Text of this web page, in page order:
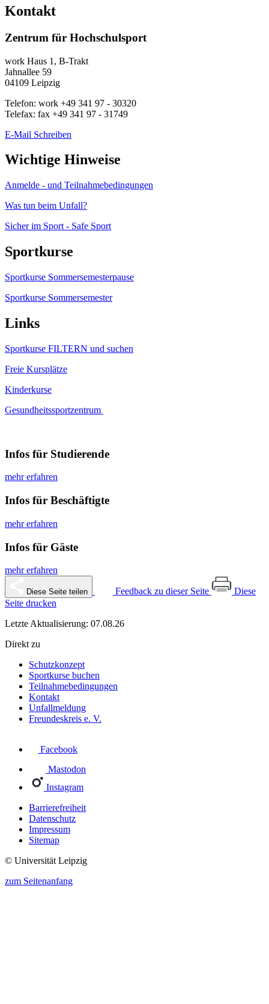
Kontakt
Zentrum für Hochschulsport
work Haus 1, B-Trakt
Jahnallee 59
04109 Leipzig
Telefon: work +49 341 97 - 30320
Telefax: fax +49 341 97 - 31749
E-Mail Schreiben
Wichtige Hinweise
Anmelde - und Teilnahmebedingungen
Was tun beim Unfall?
Sicher im Sport - Safe Sport
Sportkurse
Sportkurse Sommersemesterpause
Sportkurse Sommersemester
Links
Sportkurse FILTERN und suchen
Freie Kursplätze
Kinderkurse
Gesundheitssportzentrum
Infos für Studierende
mehr erfahren
Infos für Beschäftigte
mehr erfahren
Infos für Gäste
mehr erfahren
Diese Seite teilen Feedback zu dieser Seite
Diese
Seite drucken
Letzte Aktualisierung: 07.08.26
Direkt zu
Schutzkonzept
Sportkurse buchen
Teilnahmebedingungen
Kontakt
Unfallmeldung
Freundeskreis e. V.
Facebook
Mastodon
Instagram
Barrierefreiheit
Datenschutz
Impressum
Sitemap
© Universität Leipzig
zum Seitenanfang